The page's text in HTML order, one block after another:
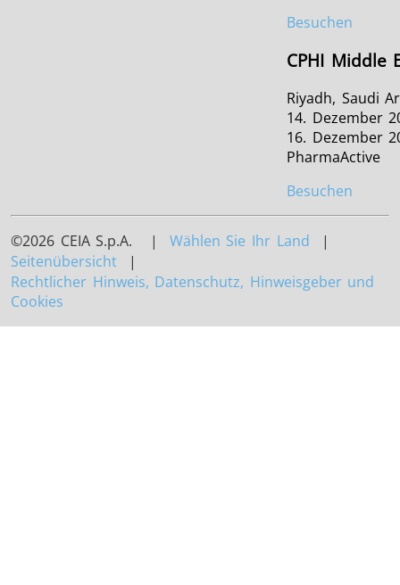
Besuchen
CPHI Middle
Riyadh, Saudi
14. Dezember
16. Dezember
PharmaActive
Besuchen
©2026 CEIA S.p.A. | Wählen Sie Ihr Land |
Seitenübersicht |
Rechtlicher Hinweis, Datenschutz, Hinweisgeber und
Cookies